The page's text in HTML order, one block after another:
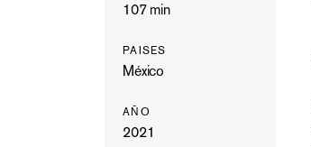
107min
PAISES
México
AÑO
2021